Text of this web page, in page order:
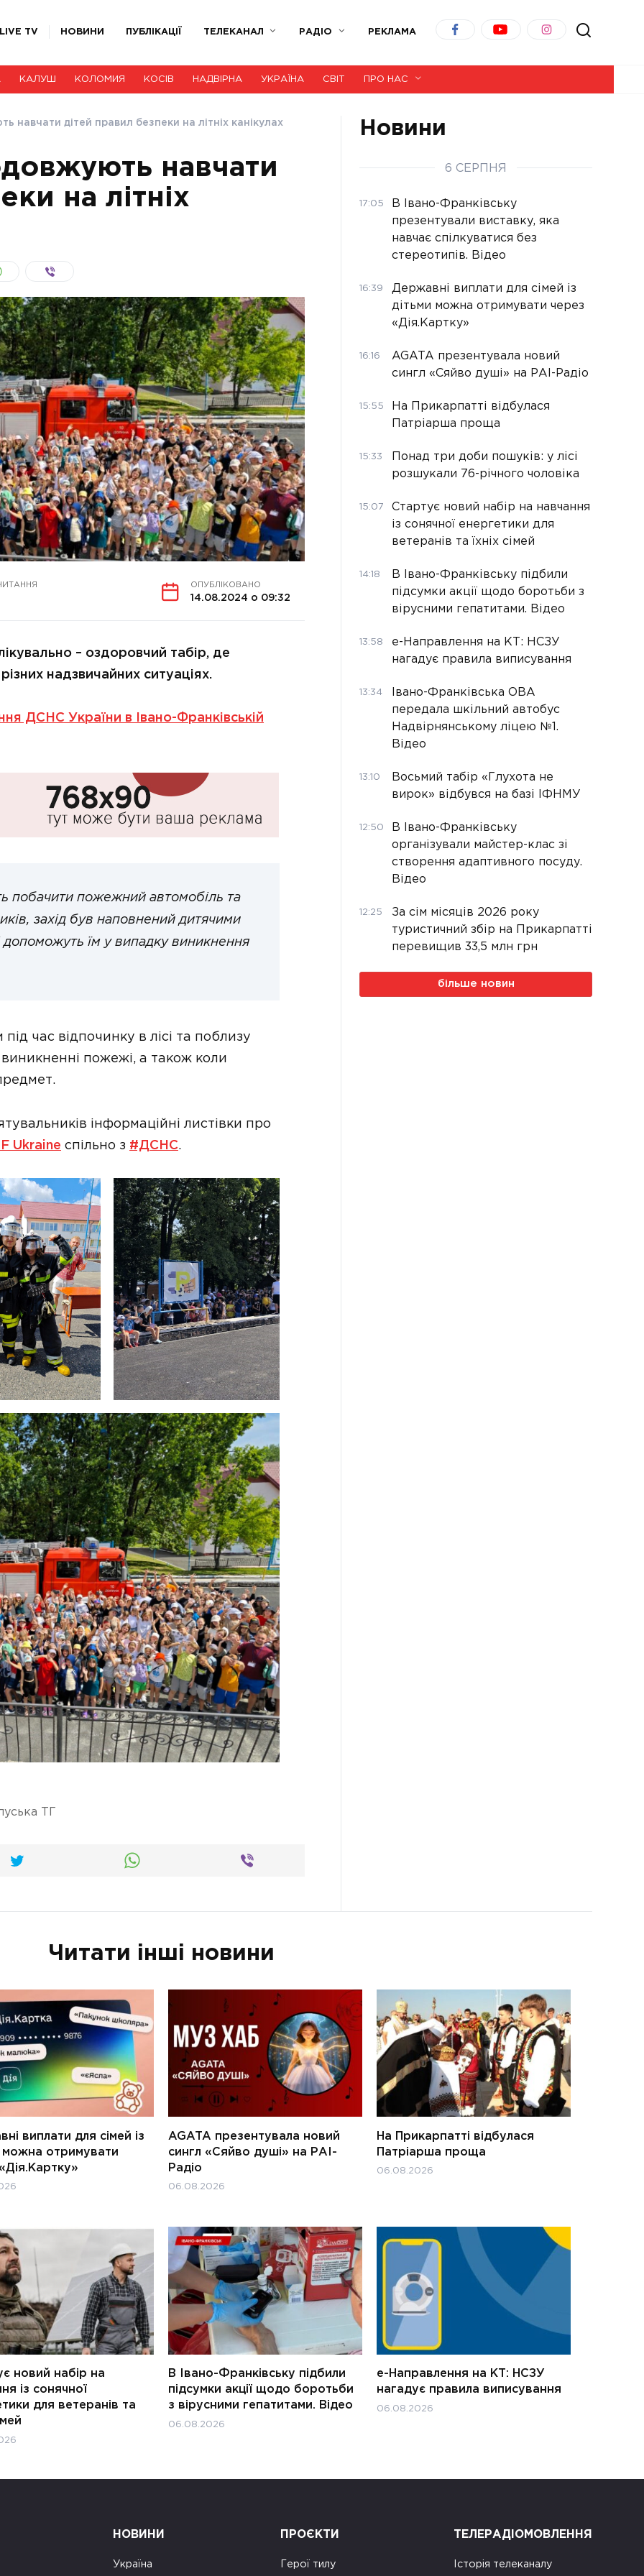
TV НОВИНИ ПУБЛІКАЦІЇ ТЕЛЕКАНАЛ РАДІО РЕКЛАМА
КАЛУШ КОЛОМИЯ КОСІВ НАДВІРНА УКРАЇНА СВІТ ПРО НАС
навчати дітей правил безпеки на літніх канікулах
навчати
на літніх
ОПУБЛІКОВАНО
14.08.2024 о 09:32
– оздоровчий табір, де
надзвичайних ситуаціях.
ДСНС України в Івано-Франківській
побачити пожежний автомобіль та
захід був наповнений дитячими
їм у випадку виникнення
час відпочинку в лісі та поблизу
пожежі, а також коли
інформаційні листівки про
Ukraine спільно з #ДСНС.
ТГ
Новини
6 СЕРПНЯ
17:05
В Івано-Франківську
презентували виставку, яка
навчає спілкуватися без
стереотипів. Відео
16:39
Державні виплати для сімей із
дітьми можна отримувати через
«Дія.Картку»
16:16
AGATA презентувала новий
сингл «Сяйво душі» на РАІ-Радіо
15:55
На Прикарпатті відбулася
Патріарша проща
15:33
Понад три доби пошуків: у лісі
розшукали 76-річного чоловіка
15:07
Стартує новий набір на навчання
із сонячної енергетики для
ветеранів та їхніх сімей
14:18
В Івано-Франківську підбили
підсумки акції щодо боротьби з
вірусними гепатитами. Відео
13:58
е-Направлення на КТ: НСЗУ
нагадує правила виписування
13:34
Івано-Франківська ОВА
передала шкільний автобус
Надвірнянському ліцею №1.
Відео
13:10
Восьмий табір «Глухота не
вирок» відбувся на базі ІФНМУ
12:50
В Івано-Франківську
організували майстер-клас зі
створення адаптивного посуду.
Відео
12:25
За сім місяців 2026 року
туристичний збір на Прикарпатті
перевищив 33,5 млн грн
більше новин
Читати інші новини
виплати для сімей із
можна отримувати
AGATA презентувала новий
сингл «Сяйво душі» на РАІ-
Радіо
06.08.2026
На Прикарпатті відбулася
Патріарша проща
06.08.2026
новий набір на
із сонячної
для ветеранів та
В Івано-Франківську підбили
підсумки акції щодо боротьби
з вірусними гепатитами. Відео
06.08.2026
е-Направлення на КТ: НСЗУ
нагадує правила виписування
06.08.2026
НОВИНИ
Україна
ПРОЄКТИ
Герої тилу
ТЕЛЕРАДІОМОВЛЕННЯ
Історія телеканалу